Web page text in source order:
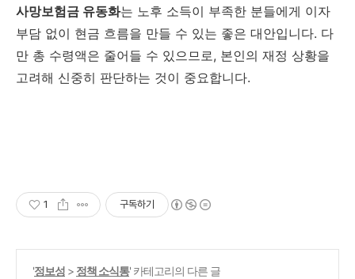
사망보험금 유동화는 노후 소득이 부족한 분들에게 이자
부담 없이 현금 흐름을 만들 수 있는 좋은 대안입니다. 다
만 총 수령액은 줄어들 수 있으므로, 본인의 재정 상황을
고려해 신중히 판단하는 것이 중요합니다.
1 구독하기
'정보성 > 정책 소식통' 카테고리의 다른 글